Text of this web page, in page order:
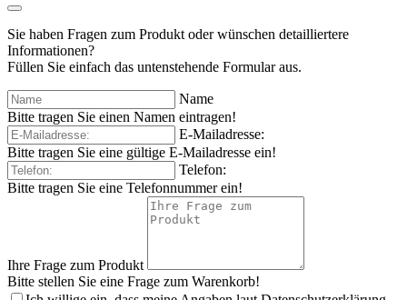
Sie haben Fragen zum Produkt oder wünschen detailliertere
Informationen?
Füllen Sie einfach das untenstehende Formular aus.
Name
Bitte tragen Sie einen Namen eintragen!
E-Mailadresse:
Bitte tragen Sie eine gültige E-Mailadresse ein!
Telefon:
Bitte tragen Sie eine Telefonnummer ein!
Ihre Frage zum Produkt
Bitte stellen Sie eine Frage zum Warenkorb!